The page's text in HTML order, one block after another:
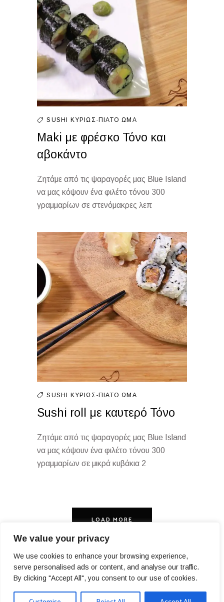
We value your privacy
We use cookies to enhance your browsing experience,
serve personalised ads or content, and analyse our traffic.
By clicking "Accept All", you consent to our use of cookies.
SUSHI ΚΥΡΊΩΣ-ΠΙΆΤΟΩΜΆ
Maki με φρέσκο Τόνο και
αβοκάντο
Ζητάμε από τις ψαραγορές μας Blue Island
να μας κόψουν ένα φιλέτο τόνου 300
γραμμαρίων σε στενόμακρες λεπ
SUSHI ΚΥΡΊΩΣ-ΠΙΆΤΟΩΜΆ
Sushi roll με καυτερό Τόνο
Ζητάμε από τις ψαραγορές μας Blue Island
να μας κόψουν ένα φιλέτο τόνου 300
γραμμαρίων σε μικρά κυβάκια 2
LOAD MORE
© COPYRIGHT BLUE ISLAND 2025, ALL RIGHTS RESERVED